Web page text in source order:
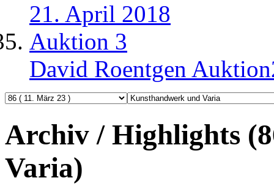
21. April 2018
Auktion 3
David Roentgen
Archiv / Highlights
Varia)